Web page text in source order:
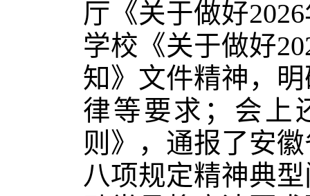
厅《关于做好
学校《关于做好
知》文件精神 ，
律等要求；会上
则》， 通报了安
八项规定精神典